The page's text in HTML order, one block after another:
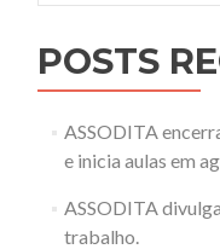
POSTS
ASSODITA
e inicia aulas em
ASSODITA
trabalho.